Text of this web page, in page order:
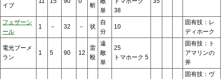
イブ
斬
単
38
フェザーシ
ール
1 － 32 － 状
自
分
10
固有技：レ
ディホーク
電光ブーメ
ラン
1 5 90 12
雷
殴
遠
敵
単
25
トマホーク 5
固有技：ト
アマリンの
斧
固有技：ヴ